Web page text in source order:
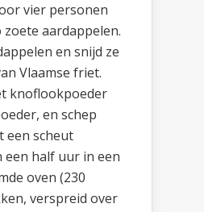
vier personen
zoete aardappelen.
en snijd ze
Vlaamse friet.
knoflookpoeder
en schep
een scheut
een half uur in een
oven (230
verspreid over